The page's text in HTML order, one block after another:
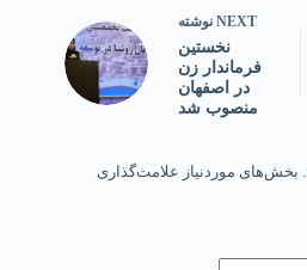
NEXT نوشته
نخستین
فرماندار زن
در اصفهان
منصوب شد
بخش‌های موردنیاز علامت‌گذاری